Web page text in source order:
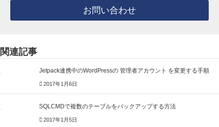
お問い合わせ
関連記事
Jetpack連携中のWordPressの 管理者アカウント を変更する手順
2017年1月6日
SQLCMDで複数のテーブルをバックアップする方法
2017年1月5日